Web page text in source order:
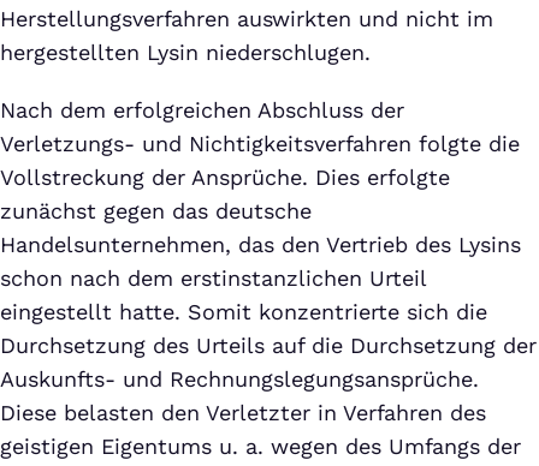
Herstellungsverfahren auswirkten und nicht im
hergestellten Lysin niederschlugen.
Nach dem erfolgreichen Abschluss der
Verletzungs- und Nichtigkeitsverfahren folgte die
Vollstreckung der Ansprüche. Dies erfolgte
zunächst gegen das deutsche
Handelsunternehmen, das den Vertrieb des Lysins
schon nach dem erstinstanzlichen Urteil
eingestellt hatte. Somit konzentrierte sich die
Durchsetzung des Urteils auf die Durchsetzung der
Auskunfts- und Rechnungslegungsansprüche.
Diese belasten den Verletzter in Verfahren des
geistigen Eigentums u. a. wegen des Umfangs der